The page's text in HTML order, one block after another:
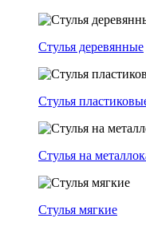
Стулья деревянные
Стулья
Стулья на
Стулья мягкие